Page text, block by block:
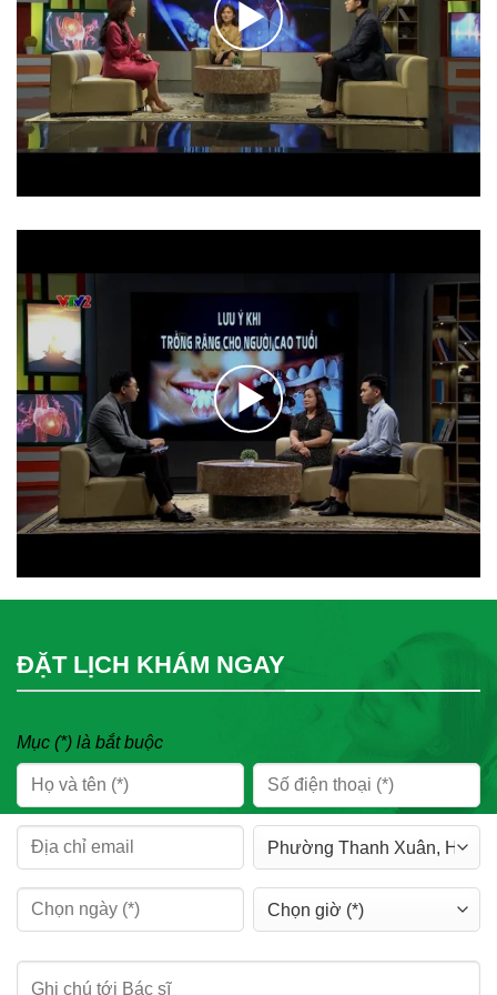
ĐẶT LỊCH KHÁM NGAY
Mục (*) là bắt buộc